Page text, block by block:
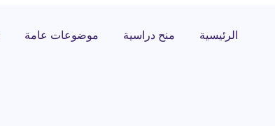
الرئيسية منح دراسية موضوعات عامة